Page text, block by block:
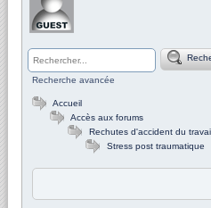
Recherche avancée
Accueil
Accès aux forums
Rechutes d'accident du
Stress post traumatique